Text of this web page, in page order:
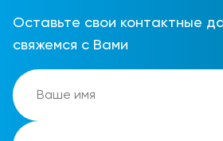
Оставьте свои контактные
свяжемся с Вами